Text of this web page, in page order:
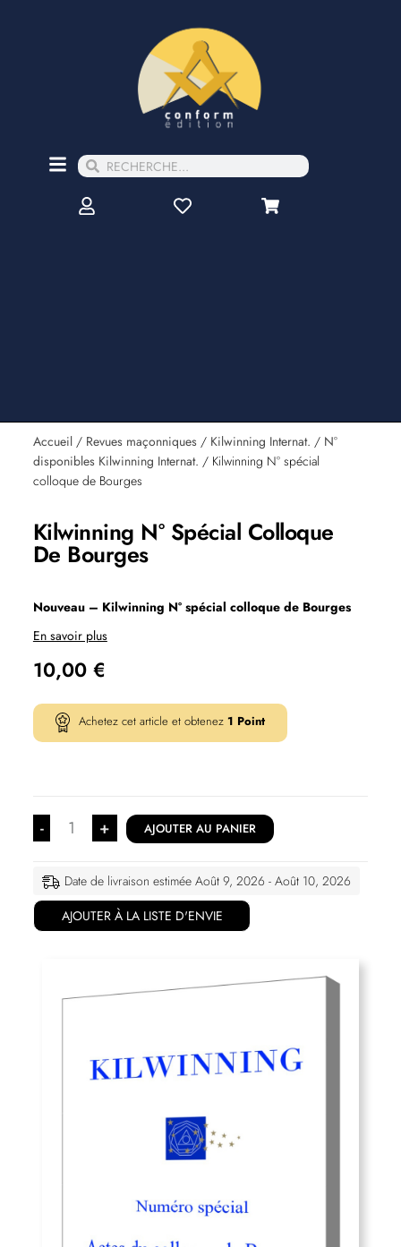
Accueil/ Revues maçonniques/ Kilwinning Internat. / N°
disponibles Kilwinning Internat. / Kilwinning N° spécial
colloque de Bourges
Kilwinning N° Spécial Colloque
De Bourges
Nouveau – Kilwinning N° spécial colloque de Bourges
En savoir plus
10,00 €
Achetez cet article et obtenez 1 Point
- + AJOUTER AU PANIER
Date de livraison estimée Août 9, 2026 - Août 10, 2026
AJOUTER À LA LISTE D'ENVIE